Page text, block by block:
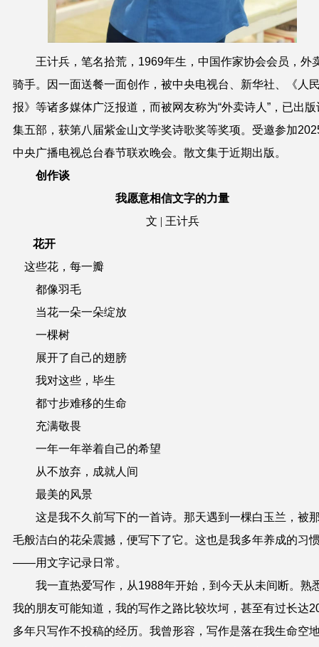
王计兵 ，笔名拾荒，1969年生，中国作家协会会员，外
骑手。因一面送餐一面创作，被中央电视台、新华社、《人
报》等诸多媒体广泛报道，而被网友称为“外卖诗人”，已出版
集五部，获第八届紫金山文学奖诗歌奖等奖项。受邀参加
中央广播电视总台春节联欢晚会。散文集于近期出版。
创作谈
我愿意相信文字的力量
文 | 王计兵
花开
这些花，每一瓣
都像羽毛
当花一朵一朵绽放
一棵树
展开了自己的翅膀
我对这些，毕生
都寸步难移的生命
充满敬畏
一年一年举着自己的希望
从不放弃，成就人间
最美的风景
这是我不久前写下的一首诗。那天遇到一棵白玉兰，被
毛般洁白的花朵震撼，便写下了它。这也是我多年养成的习
——用文字记录日常。
我一直热爱写作，从1988年开始，到今天从未间断。熟
我的朋友可能知道，我的写作之路比较坎坷，甚至有过长达
多年只写作不投稿的经历。我曾形容，写作是落在我生命空